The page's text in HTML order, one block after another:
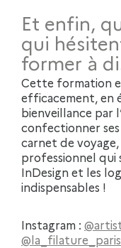
Et enfin,
qui
former à
Cette formation
efficacement, en
bienveillance par
confectionner ses
carnet de voyage,
professionnel qui
InDesign et les
indispensables !
Instagram :